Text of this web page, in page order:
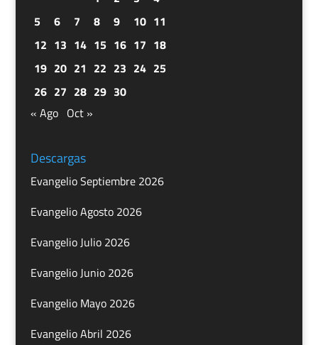
5
6 7 8 9 10 11
12 13 14 15 16 17 18
19 20 21 22 23 24 25
26 27 28 29 30
« Ago Oct »
Descargas
Evangelio Septiembre 2026
Evangelio Agosto 2026
Evangelio Julio 2026
Evangelio Junio 2026
Evangelio Mayo 2026
Evangelio Abril 2026